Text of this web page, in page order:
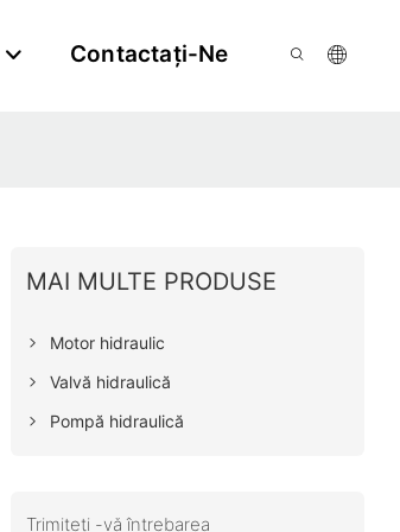
Contactaţi-Ne
MAI MULTE PRODUSE
Motor hidraulic
Valvă hidraulică
Pompă hidraulică
Trimiteți -vă întrebarea